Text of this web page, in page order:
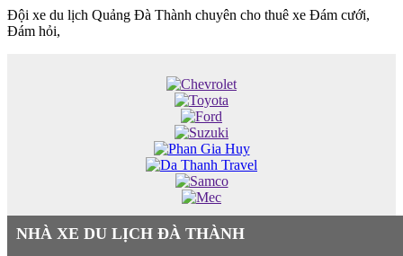
Đội xe du lịch Quảng Đà Thành chuyên cho thuê xe Đám cưới,
Đám hỏi,
NHÀ XE DU LỊCH ĐÀ THÀNH